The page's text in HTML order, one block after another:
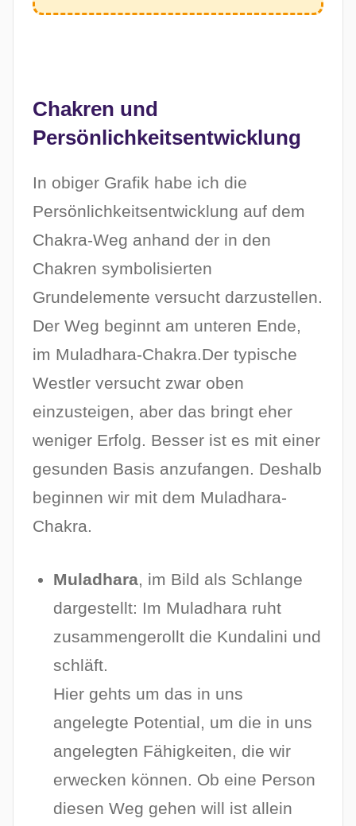
Chakren und
Persönlichkeitsentwicklung
In obiger Grafik habe ich die
Persönlichkeitsentwicklung auf dem
Chakra-Weg anhand der in den
Chakren symbolisierten
Grundelemente versucht darzustellen.
Der Weg beginnt am unteren Ende,
im Muladhara-Chakra.Der typische
Westler versucht zwar oben
einzusteigen, aber das bringt eher
weniger Erfolg. Besser ist es mit einer
gesunden Basis anzufangen. Deshalb
beginnen wir mit dem Muladhara-
Chakra.
Muladhara, im Bild als Schlange
dargestellt: Im Muladhara ruht
zusammengerollt die Kundalini und
schläft.
Hier gehts um das in uns
angelegte Potential, um die in uns
angelegten Fähigkeiten, die wir
erwecken können. Ob eine Person
diesen Weg gehen will ist allein